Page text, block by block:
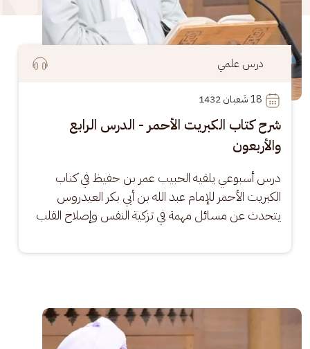
درس علمي
18
شرح كتاب الكبريت الأحمر - الدرس الرابع
والأربعون
درس أسبوعي يلقيه الحبيب عمر بن حفيظ في كتاب
الكبريت الأحمر للإمام عبد الله بن أبي بكر العيدروس
يتحدث عن مسائل مهمة في تزكية النفس وإصلاح القلب
الصورة